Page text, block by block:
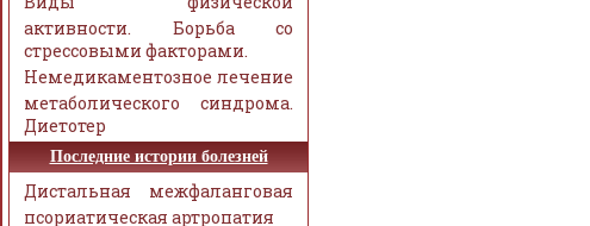
активности. Борьба со
стрессовыми факторами.
Немедикаментозное лечение
метаболического синдрома.
Диетотер
Последние истории болезней
Дистальная межфаланговая
псориатическая артропатия